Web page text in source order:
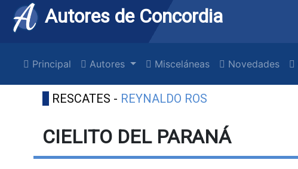
Autores de Concordia
Principal Autores Misceláneas Novedades
RESCATES - REYNALDO ROS
CIELITO DEL PARANÁ